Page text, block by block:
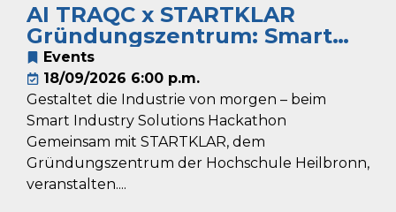
AI TRAQC x STARTKLAR
Gründungszentrum: Smart
Industry Solutions Hackathon
Events
18/09/2026 6:00 p.m.
Gestaltet die Industrie von morgen – beim
Smart Industry Solutions Hackathon
Gemeinsam mit STARTKLAR, dem
Gründungszentrum der Hochschule Heilbronn,
veranstalten....